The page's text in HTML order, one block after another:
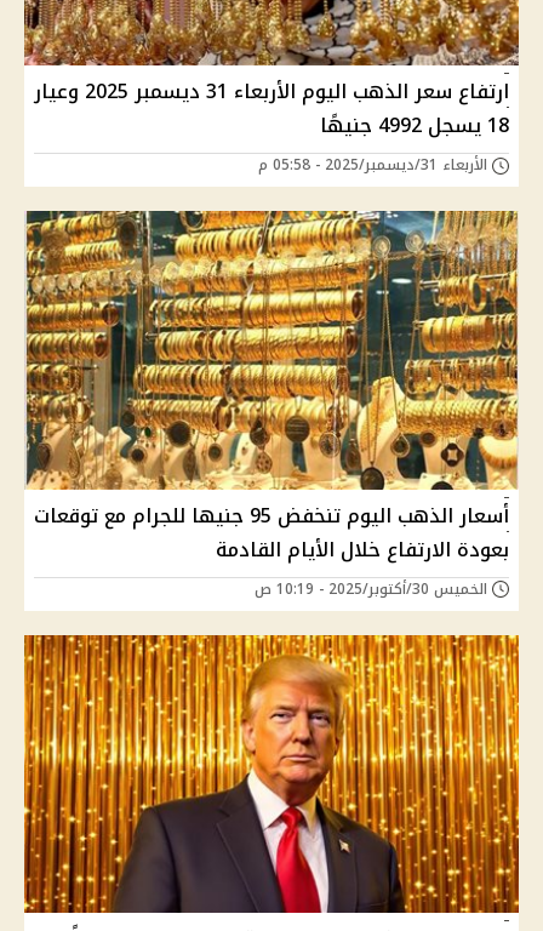
ارتفاع سعر الذهب اليوم الأربعاء 31 ديسمبر 2025 وعيار
18 يسجل 4992 جنيهًا
الأربعاء 31/ديسمبر/2025 - 05:58 م
أسعار الذهب اليوم تنخفض 95 جنيها للجرام مع توقعات
بعودة الارتفاع خلال الأيام القادمة
الخميس 30/أكتوبر/2025 - 10:19 ص